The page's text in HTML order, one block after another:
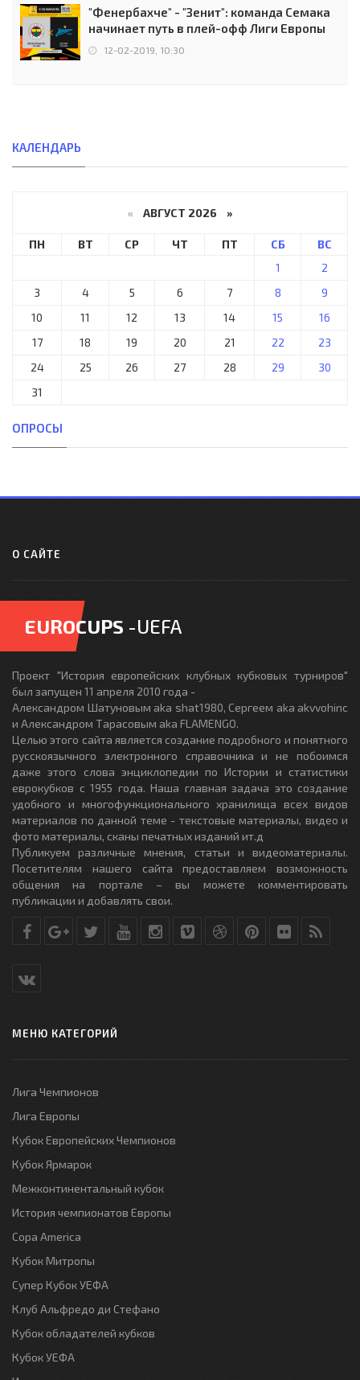
"Фенербахче" - "Зенит": команда Семака
начинает путь в плей-офф Лиги Европы
12-02-2019, 10:30
КАЛЕНДАРЬ
« АВГУСТ 2026 »
ПН ВТ СР ЧТ ПТ СБ
ВС
1
2
3
4 5 6 7 8
9
10
11 12 13 14 15
16
17
18 19 20 21 22
23
24
25 26 27 28 29
30
31
ОПРОСЫ
О САЙТЕ
EUROCUPS -UEFA
Проект "История европейских клубных кубковых турниров"
был запущен 11 апреля 2010 года -
Александром Шатуновым aka shat1980, Сергеем aka akvvohinc
и Александром Тарасовым aka FLAMENGO.
Целью этого сайта является создание подробного и понятного
русскоязычного электронного справочника и не побоимся
даже этого слова энциклопедии по Истории и статистики
еврокубков с 1955 года. Наша главная задача это создание
удобного и многофункционального хранилища всех видов
материалов по данной теме - текстовые материалы, видео и
фото материалы, сканы печатных изданий ит.д
Публикуем различные мнения, статьи и видеоматериалы.
Посетителям нашего сайта предоставляем возможность
общения на портале – вы можете комментировать
публикации и добавлять свои.
МЕНЮ КАТЕГОРИЙ
Лига Чемпионов
Лига Европы
Кубок Европейских Чемпионов
Кубок Ярмарок
Межконтинентальный кубок
История чемпионатов Европы
Copa America
Кубок Митропы
Супер Кубок УЕФА
Клуб Альфредо ди Стефано
Кубок обладателей кубков
Кубок УЕФА